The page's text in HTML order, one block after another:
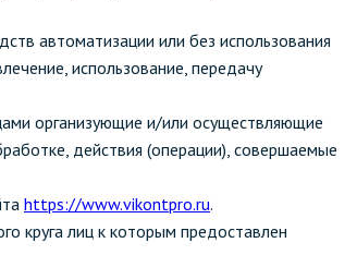
Уборка пола
автоматизации или без использования
использование, передачу
организующие и/или осуществляющие
действия (операции), совершаемые
https://www.vikontpro.ru.
круга лиц к которым предоставлен